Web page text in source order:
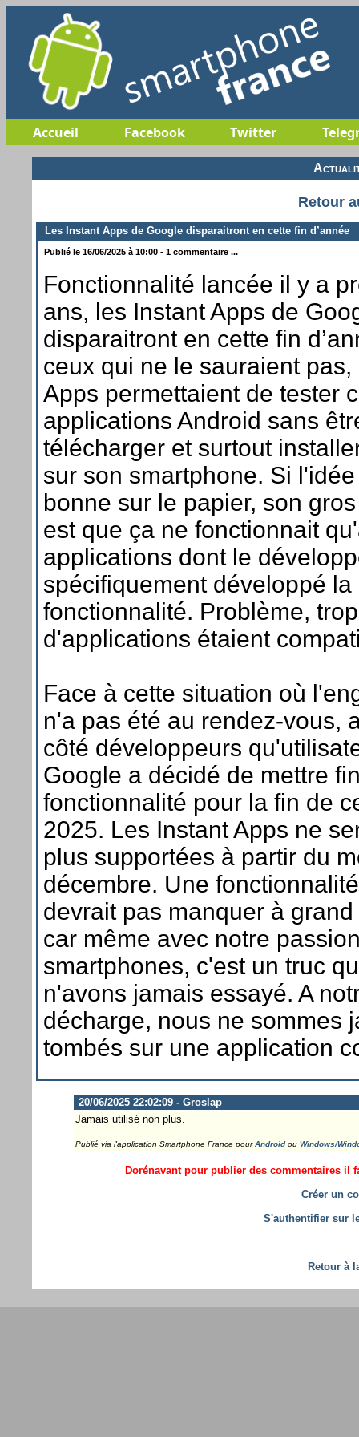
Accueil Facebook Twitter
Retour
Les Instant Apps de Google disparaitront en cette fin d’année
Publié le 16/06/2025 à 10:00 - 1 commentaire ...
Fonctionnalité lancée il y a
ans, les Instant Apps de
disparaitront en cette fin
ceux qui ne le sauraient pas,
Apps permettaient de tester
applications Android sans
télécharger et surtout
sur son smartphone. Si
bonne sur le papier, son
est que ça ne fonctionnait
applications dont le
spécifiquement développé la
fonctionnalité. Problème,
d'applications étaient
Face à cette situation où
n'a pas été au rendez-vous,
côté développeurs
Google a décidé de mettre
fonctionnalité pour la fin de
2025. Les Instant Apps ne
plus supportées à partir du
décembre. Une
devrait pas manquer à
car même avec notre
smartphones, c'est un truc
n'avons jamais essayé. A
décharge, nous ne sommes
tombés sur une application
20/06/2025 22:02:09 - Groslap
Jamais utilisé non plus.
Publié via l'application Smartphone France pourAndroidou Windows/
Dorénavant pour publier des commentaires il
Créer un
S'authentifier sur
Retour à